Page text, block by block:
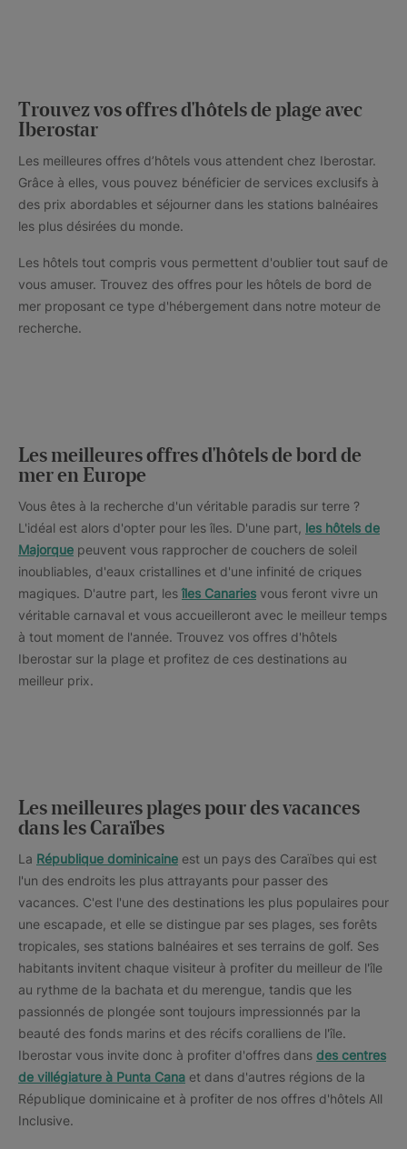
Trouvez vos offres d'hôtels de plage avec
Iberostar
Les meilleures offres d’hôtels vous attendent chez Iberostar.
Grâce à elles, vous pouvez bénéficier de services exclusifs à
des prix abordables et séjourner dans les stations balnéaires
les plus désirées du monde.
Les hôtels tout compris vous permettent d'oublier tout sauf de
vous amuser. Trouvez des offres pour les hôtels de bord de
mer proposant ce type d'hébergement dans notre moteur de
recherche.
Les meilleures offres d'hôtels de bord de
mer en Europe
Vous êtes à la recherche d'un véritable paradis sur terre ?
L'idéal est alors d'opter pour les îles. D'une part, les hôtels de
Majorque peuvent vous rapprocher de couchers de soleil
inoubliables, d'eaux cristallines et d'une infinité de criques
magiques. D'autre part, les îles Canaries vous feront vivre un
véritable carnaval et vous accueilleront avec le meilleur temps
à tout moment de l'année. Trouvez vos offres d'hôtels
Iberostar sur la plage et profitez de ces destinations au
meilleur prix.
Les meilleures plages pour des vacances
dans les Caraïbes
La République dominicaine est un pays des Caraïbes qui est
l'un des endroits les plus attrayants pour passer des
vacances. C'est l'une des destinations les plus populaires pour
une escapade, et elle se distingue par ses plages, ses forêts
tropicales, ses stations balnéaires et ses terrains de golf. Ses
habitants invitent chaque visiteur à profiter du meilleur de l'île
au rythme de la bachata et du merengue, tandis que les
passionnés de plongée sont toujours impressionnés par la
beauté des fonds marins et des récifs coralliens de l'île.
Iberostar vous invite donc à profiter d'offres dans des centres
de villégiature à Punta Cana et dans d'autres régions de la
République dominicaine et à profiter de nos offres d'hôtels All
Inclusive.